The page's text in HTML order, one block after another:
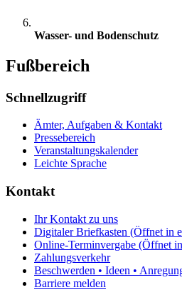
Wasser- und Bodenschutz
Fußbereich
Schnellzugriff
Ämter, Aufgaben & Kontakt
Pressebereich
Veranstaltungskalender
Leichte Sprache
Kontakt
Ihr Kontakt zu uns
Digitaler Briefkasten (Öffnet in
Online-Terminvergabe (Öffnet
Zahlungsverkehr
Beschwerden • Ideen •
Barriere melden